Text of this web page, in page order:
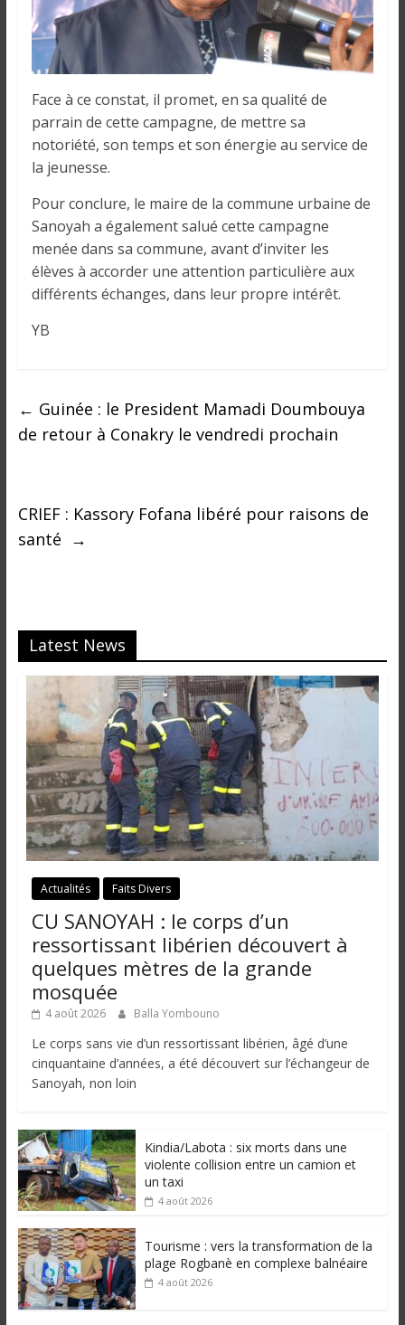
Face à ce constat, il promet, en sa qualité de
parrain de cette campagne, de mettre sa
notoriété, son temps et son énergie au service de
la jeunesse.
Pour conclure, le maire de la commune urbaine de
Sanoyah a également salué cette campagne
menée dans sa commune, avant d’inviter les
élèves à accorder une attention particulière aux
différents échanges, dans leur propre intérêt.
YB
← Guinée : le President Mamadi Doumbouya
de retour à Conakry le vendredi prochain
CRIEF : Kassory Fofana libéré pour raisons de
santé →
Latest News
Actualités Faits Divers
CU SANOYAH : le corps d’un
ressortissant libérien découvert à
quelques mètres de la grande
mosquée
4 août 2026 Balla Yombouno
Le corps sans vie d’un ressortissant libérien, âgé d’une
cinquantaine d’années, a été découvert sur l’échangeur de
Sanoyah, non loin
Kindia/Labota : six morts dans une
violente collision entre un camion et
un taxi
4 août 2026
Tourisme : vers la transformation de la
plage Rogbanè en complexe balnéaire
4 août 2026